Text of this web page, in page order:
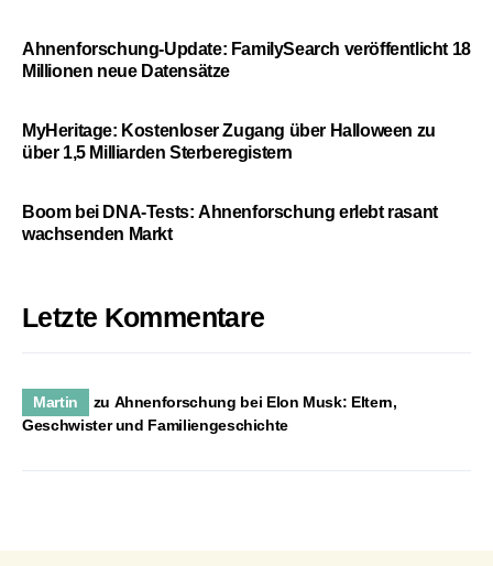
Ahnenforschung-Update: FamilySearch veröffentlicht 18
Millionen neue Datensätze
MyHeritage: Kostenloser Zugang über Halloween zu
über 1,5 Milliarden Sterberegistern
Boom bei DNA-Tests: Ahnenforschung erlebt rasant
wachsenden Markt
Letzte Kommentare
Martin zu Ahnenforschung bei Elon Musk: Eltern,
Geschwister und Familiengeschichte